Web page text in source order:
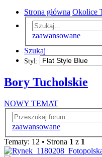
Strona główna Okolice
zaawansowane
Szukaj
Styl:
Bory Tucholskie
NOWY TEMAT
zaawansowane
Tematy: 12 • Strona 1 z 1